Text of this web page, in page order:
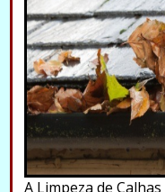
A Limpeza de